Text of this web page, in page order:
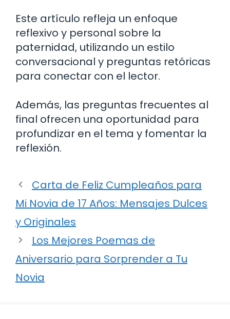
Este artículo refleja un enfoque
reflexivo y personal sobre la
paternidad, utilizando un estilo
conversacional y preguntas retóricas
para conectar con el lector.
Además, las preguntas frecuentes al
final ofrecen una oportunidad para
profundizar en el tema y fomentar la
reflexión.
Carta de Feliz Cumpleaños para
Mi Novia de 17 Años: Mensajes Dulces
y Originales
Los Mejores Poemas de
Aniversario para Sorprender a Tu
Novia